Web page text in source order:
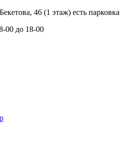
46 (1 этаж) есть парковка
00 до 18-00